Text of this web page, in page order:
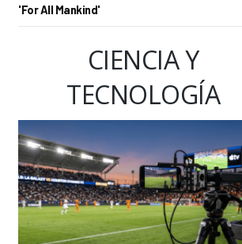
'For All Mankind'
CIENCIA Y
TECNOLOGÍA